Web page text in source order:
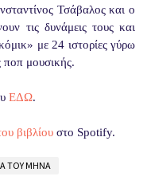
Τσάβαλος και ο
τις δυνάμεις τους και
με 24 ιστορίες γύρω
ποπ μουσικής.
ΕΔΩ.
βιβλίου στο Spotify.
ΤΟΥ ΜΗΝΑ